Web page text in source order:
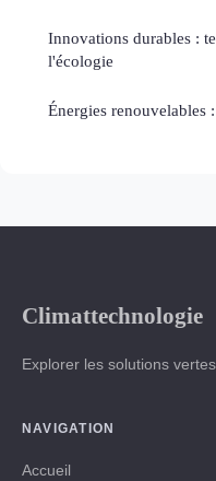
Innovations durables :
l'écologie
Énergies renouvelables
Climattechnologie
Explorer les solutions
NAVIGATION
Accueil